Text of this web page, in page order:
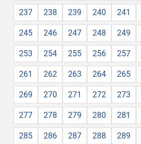
237 238 239 240 241
245 246 247 248 249
253 254 255 256 257
261 262 263 264 265
269 270 271 272 273
277 278 279 280 281
285 286 287 288 289